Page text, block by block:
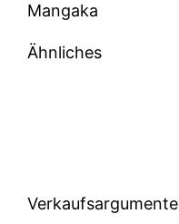
Mangaka
Ähnliches
Verkaufsargumente